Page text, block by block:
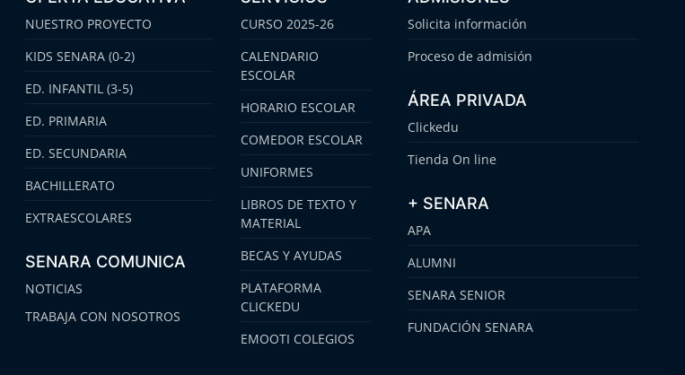
NUESTRO PROYECTO
KIDS SENARA (0-2)
ED. INFANTIL (3-5)
ED. PRIMARIA
ED. SECUNDARIA
BACHILLERATO
EXTRAESCOLARES
SENARA COMUNICA
NOTICIAS
TRABAJA CON NOSOTROS
CURSO 2025-26
CALENDARIO
ESCOLAR
HORARIO ESCOLAR
COMEDOR ESCOLAR
UNIFORMES
LIBROS DE TEXTO Y
MATERIAL
BECAS Y AYUDAS
PLATAFORMA
CLICKEDU
EMOOTI COLEGIOS
Solicita información
Proceso de admisión
ÁREA PRIVADA
Clickedu
Tienda On line
+ SENARA
APA
ALUMNI
SENARA SENIOR
FUNDACIÓN SENARA